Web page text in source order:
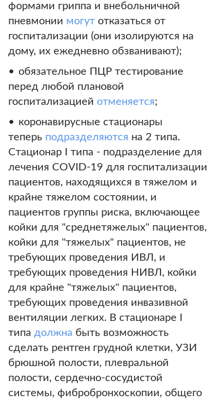
формами гриппа и внебольничной
пневмонии могут отказаться от
госпитализации (они изолируются на
дому, их ежедневно обзванивают);
обязательное ПЦР тестирование
перед любой плановой
госпитализацией отменяется;
коронавирусные стационары
теперь подразделяются на 2 типа.
Стационар I типа - подразделение для
лечения COVID-19 для госпитализации
пациентов, находящихся в тяжелом и
крайне тяжелом состоянии, и
пациентов группы риска, включающее
койки для "среднетяжелых" пациентов,
койки для "тяжелых" пациентов, не
требующих проведения ИВЛ, и
требующих проведения НИВЛ, койки
для крайне "тяжелых" пациентов,
требующих проведения инвазивной
вентиляции легких. В стационаре I
типа должна быть возможность
сделать рентген грудной клетки, УЗИ
брюшной полости, плевральной
полости, сердечно-сосудистой
системы, фибробронхоскопии, общего